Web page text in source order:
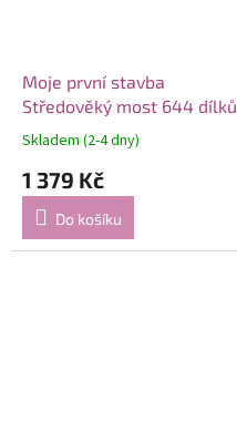
Moje první stavba
Středověký most 644 dílků
Skladem (2-4 dny)
1 379 Kč
Do košíku